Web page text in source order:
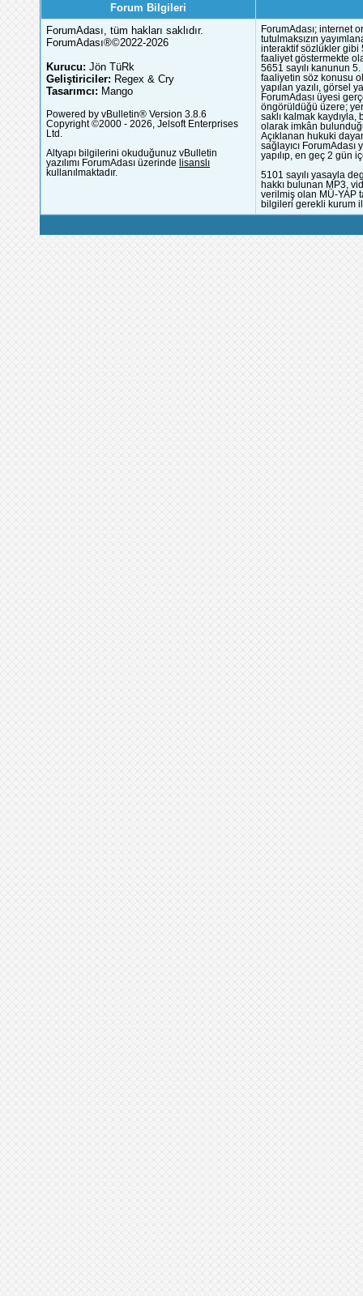
Forum Bilgileri
ForumAdası, tüm hakları saklıdır.
ForumAdası®©2022-2026
Kurucu: Jön TüRk
Geliştiriciler: Regex & Cry
Tasarımcı: Mango
Powered by vBulletin® Version 3.8.6
Copyright ©2000 - 2026, Jelsoft Enterprises
Ltd.
Altyapı bilgilerini okuduğunuz vBulletin
yazılımı ForumAdası üzerinde lisanslı
kullanılmaktadır.
ForumAdası; internet
tutulmaksızın
interaktif sözlükler gibi
faaliyet göstermekte
5651 sayılı kanunun
faaliyetin söz konusu
yapılan yazılı, görsel
ForumAdası üyesi
öngörüldüğü üzere;
saklı kalmak
olarak imkân
Açıklanan hukuki
sağlayıcı
yapılıp, en geç 2 gün
5101 sayılı yasayla
hakkı bulunan MP3,
verilmiş olan MÜ-YAP
bilgileri gerekli kurum